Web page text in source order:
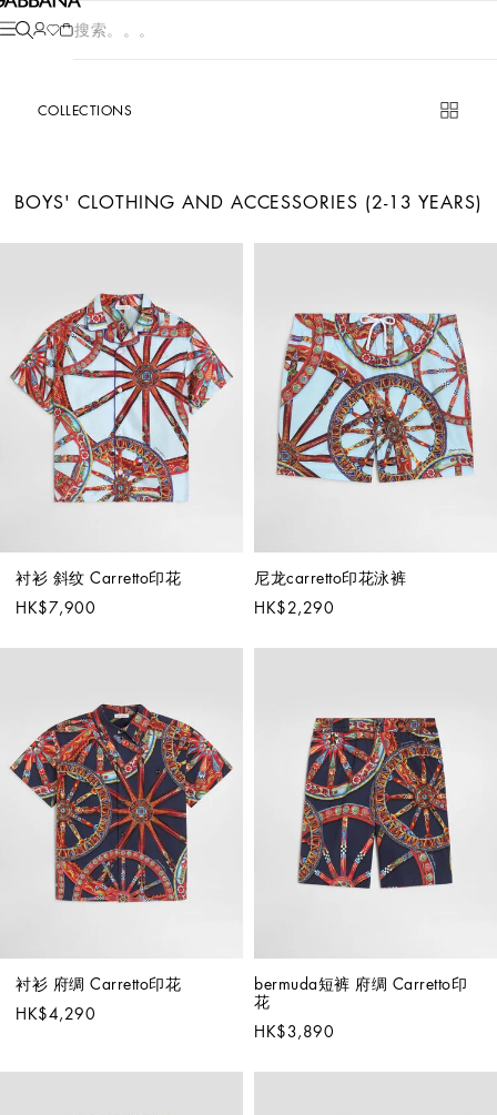
产品搜索。。。
COLLECTIONS
BOYS' CLOTHING AND ACCESSORIES (2-13 YEARS)
衬衫 斜纹 Carretto印花
HK$7,900
尼龙carretto印花泳裤
HK$2,290
衬衫 府绸 Carretto印花
HK$4,290
bermuda短裤 府绸 Carretto印
花
HK$3,890